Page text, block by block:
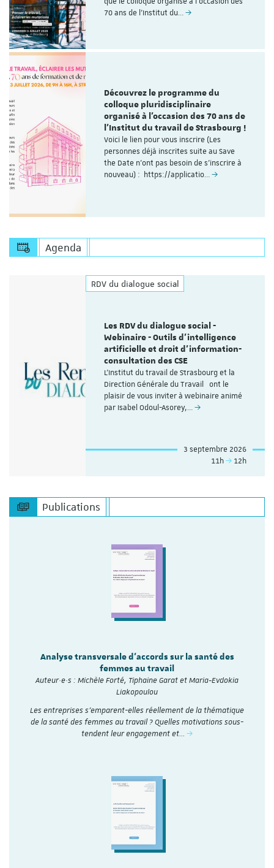
70 ans de l’Institut du…
Découvrez le programme du
colloque pluridisciplinaire
organisé à l'occasion des 70 ans de
l'Institut du travail de Strasbourg !
Voici le lien pour vous inscrire (Les
personnes déjà inscrites suite au Save
the Date n'ont pas besoin de s'inscrire à
nouveau) : https://applicatio…
Agenda
RDV du dialogue social
Les RDV du dialogue social -
Webinaire - Outils d’intelligence
artificielle et droit d’information-
consultation des CSE
L'Institut du travail de Strasbourg et la
Direction Générale du Travail ont le
plaisir de vous inviter à webinaire animé
par Isabel Odoul-Asorey,…
3 septembre 2026
11h
12h
Publications
Analyse transversale d'accords sur la santé des
femmes au travail
Auteur·e·s : Michèle Forté, Tiphaine Garat et Maria-Evdokia
Liakopoulou
Les entreprises s’emparent-elles réellement de la thématique
de la santé des femmes au travail ? Quelles motivations sous-
tendent leur engagement et…